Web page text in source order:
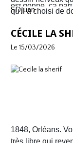
une violence
avec son lot
shérif !
est donné, ça
plus que soutenu
vont devoir faire
vont rapidement
Sophie. Un
qu'il a choisi de
Bruxelles de
habitants !
SDJuan
CÉCILE LA
Le 15/03/2026
1848, Orléans.
très libre qui